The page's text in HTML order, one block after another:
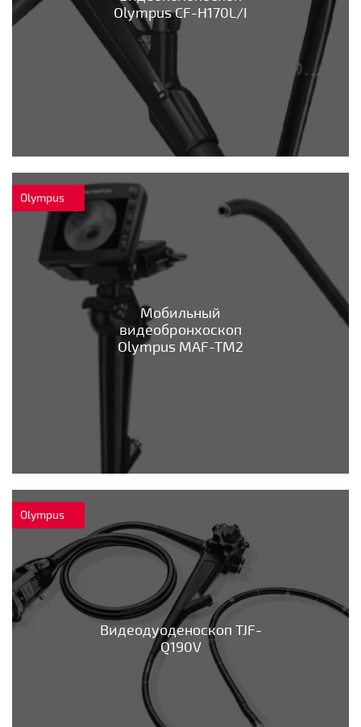
Olympus CF-H170L/I
Olympus
Мобильный
видеобронхоскоп
Olympus MAF-TM2
Olympus
Видеодуоденоскоп TJF-
Q190V